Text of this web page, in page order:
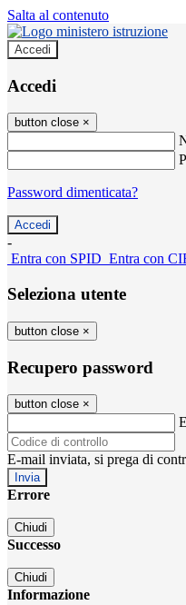
Salta al contenuto
Accedi
Accedi
button close ×
Password dimenticata?
-
Entra con SPID Entra con
Seleziona utente
button close ×
Recupero password
button close ×
E-mail inviata, si prega di
Errore
Chiudi
Successo
Chiudi
Informazione